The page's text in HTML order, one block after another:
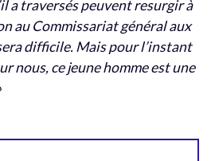
a traversés peuvent resurgir à
au Commissariat général aux
difficile. Mais pour l’instant
nous, ce jeune homme est une